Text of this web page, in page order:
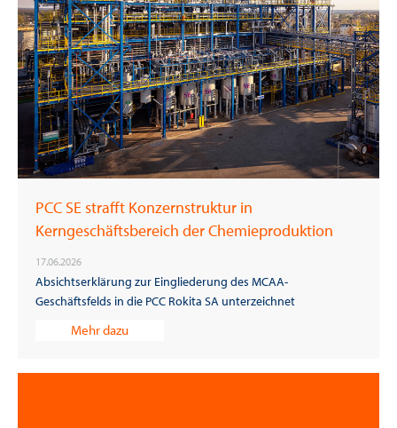
PCC SE strafft Konzernstruktur in
Kerngeschäftsbereich der Chemieproduktion
17.06.2026
Absichtserklärung zur Eingliederung des MCAA-
Geschäftsfelds in die PCC Rokita SA unterzeichnet
Mehr dazu